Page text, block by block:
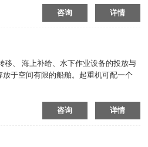
咨询 详情
移、 海上补给、水下作业设备的投放与
于空间有限的船舶。起重机可配一个
咨询 详情